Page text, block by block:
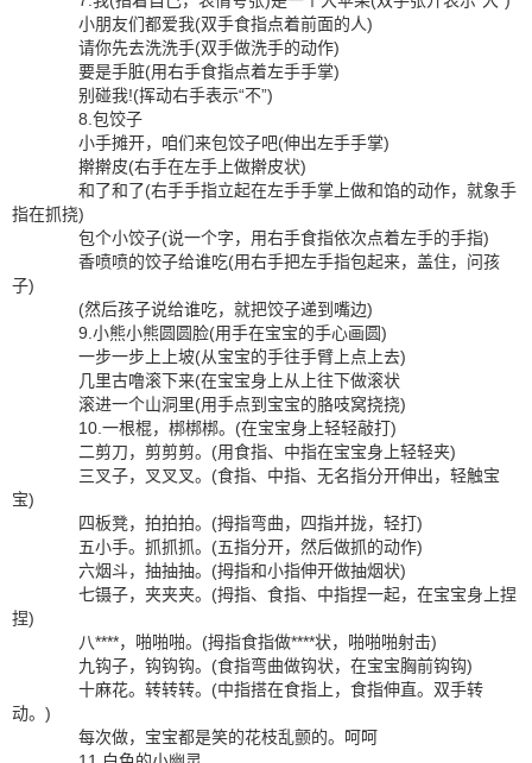
小朋友们都爱我(双手食指点着前面的人)
请你先去洗洗手(双手做洗手的动作)
要是手脏(用右手食指点着左手手掌)
别碰我!(挥动右手表示“不”)
8.包饺子
小手摊开，咱们来包饺子吧(伸出左手手掌)
擀擀皮(右手在左手上做擀皮状)
和了和了(右手手指立起在左手手掌上做和馅的动作，就象手
指在抓挠)
包个小饺子(说一个字，用右手食指依次点着左手的手指)
香喷喷的饺子给谁吃(用右手把左手指包起来，盖住，问孩
子)
(然后孩子说给谁吃，就把饺子递到嘴边)
9.小熊小熊圆圆脸(用手在宝宝的手心画圆)
一步一步上上坡(从宝宝的手往手臂上点上去)
几里古噜滚下来(在宝宝身上从上往下做滚状
滚进一个山洞里(用手点到宝宝的胳吱窝挠挠)
10.一根棍，梆梆梆。(在宝宝身上轻轻敲打)
二剪刀，剪剪剪。(用食指、中指在宝宝身上轻轻夹)
三叉子，叉叉叉。(食指、中指、无名指分开伸出，轻触宝
宝)
四板凳，拍拍拍。(拇指弯曲，四指并拢，轻打)
五小手。抓抓抓。(五指分开，然后做抓的动作)
六烟斗，抽抽抽。(拇指和小指伸开做抽烟状)
七镊子，夹夹夹。(拇指、食指、中指捏一起，在宝宝身上捏
捏)
八****，啪啪啪。(拇指食指做****状，啪啪啪射击)
九钩子，钩钩钩。(食指弯曲做钩状，在宝宝胸前钩钩)
十麻花。转转转。(中指搭在食指上，食指伸直。双手转
动。)
每次做，宝宝都是笑的花枝乱颤的。呵呵